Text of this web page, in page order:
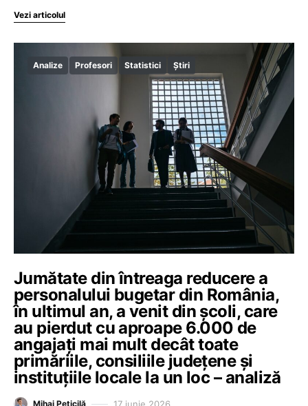
Vezi articolul
Analize Profesori Statistici Știri
Jumătate din întreaga reducere a
personalului bugetar din România,
în ultimul an, a venit din școli, care
au pierdut cu aproape 6.000 de
angajați mai mult decât toate
primăriile, consiliile județene și
instituțiile locale la un loc – analiză
Mihai Peticilă 17 iunie 2026